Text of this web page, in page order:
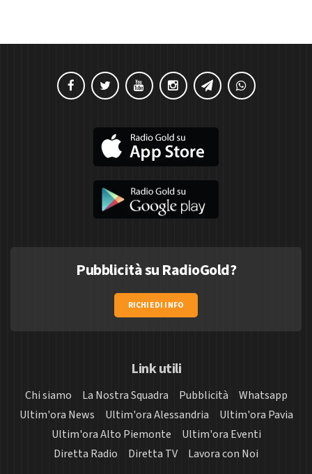
Pubblicità su RadioGold?
RICHIEDI INFO
Link utili
Chi siamo La Nostra Squadra Pubblicità
Whatsapp
Ultim'ora News
Ultim'ora Alessandria
Ultim'ora Pavia
Ultim'ora Alto Piemonte
Ultim'ora Eventi
Diretta Radio
Diretta TV Lavora con Noi